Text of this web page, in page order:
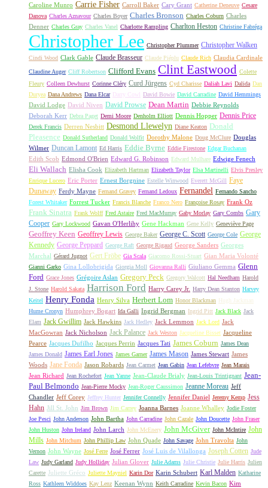
Caroline Munro Carrie Fisher Carroll Baker Cary Grant Catherine Deneuve Cesare
Danova Charles Aznavour Charles Boyer Charles Bronson Charles Coburn Charles
Denner Charles Gray Charles Vanel Charlotte Rampling Charlton Heston Christine Fabréga
Christopher Lee Christopher Plummer Christopher Walken
Cindi Wood Clark Gable Claude Brasseur Claude Piéplu Claude Rich Claudia Cardinale
Claudine Auger Cliff Robertson Clifford Evans Clint Eastwood Colette
Fleury Colleen Dewhurst Corinne Cléry Curd Jürgens Cyd Charisse Daliah Lavi Dalida Dan
Duryea Dana Andrews Dana Elcar Darry Cowl David Bowie David Carradine David Hemmings
David Lodge David Niven David Prowse Dean Martin Debbie Reynolds
Deborah Kerr Debra Paget Demi Moore Denholm Elliott Dennis Hopper Dennis Price
Derek Francis Derren Nesbitt Desmond Llewelyn Diane Keaton Donald
Pleasence Donald Sutherland Donald Wolfit Dorothy Malone Doug McClure Douglas
Wilmer Duncan Lamont Ed Harris Eddie Byrne Eddie Firestone Edgar Buchanan
Edith Scob Edmond O'Brien Edward G. Robinson Edward Mulhare Edwige Fenech
Eli Wallach Elisha Cook Elizabeth Hartman Elizabeth Taylor Elsa Martinelli Elvis Presley
Enrique Lucero Eric Porter Ernest Borgnine Estelle Winwood Everett McGill Faye
Dunaway Ferdy Mayne Fernand Gravey Fernand Ledoux Fernandel Fernando Sancho
Forest Whitaker Forrest Tucker Francis Blanche Franco Nero Françoise Rosay Frank Oz
Frank Sinatra Frank Wolff Fred Astaire Fred MacMurray Gaby Morlay Gary Combs Gary
Cooper Gary Lockwood Gavan O'Herlihy Gene Hackman Gene Kelly Geneviève Page
Geoffrey Keen Geoffrey Lewis George Baker George C. Scott George Cole George
Kennedy George Peppard George Raft George Rigaud George Sanders Georges
Marchal Gérard Jugnot Gert Fröbe Gia Scala Giacomo Rossi-Stuart Gian Maria Volonté
Gianni Garko Gina Lollobrigida Giorgia Moll Giovanna Ralli Giuliano Gemma Glenn
Ford Grace Jones Grégoire Aslan Gregory Peck Gregory Walcott Hal Needham Harold
J. Stone Harold Sakata Harrison Ford Harry Carey Jr. Harry Dean Stanton Harvey
Keitel Henry Fonda Henry Silva Herbert Lom Honor Blackman Hugh Jackman
Hume Cronyn Humphrey Bogart Ida Galli Ingrid Bergman Ingrid Pitt Jack Black Jack
Elam Jack Gwillim Jack Hawkins Jack Hedley Jack Lemmon Jack Lord Jack
MacGowran Jack Nicholson Jack Palance Jack Weston Jacqueline Bisset Jacqueline
Pearce Jacques Dufilho Jacques Perrin Jacques Tati James Coburn James Dean
James Donald James Earl Jones James Garner James Mason James Stewart James
Woods Jane Fonda Jason Robards Jean Carmet Jean Gabin Jean Lefebvre Jean Marais
Jean Richard Jean Rochefort Jean Yanne Jean-Claude Brialy Jean-Louis Trintignant Jean-
Paul Belmondo Jean-Pierre Mocky Jean-Roger Caussimon Jeanne Moreau Jeff
Chandler Jeff Corey Jeffrey Hunter Jennifer Connelly Jennifer Daniel Jeremy Kemp Jess
Hahn Jill St. John Jim Brown Jim Carrey Joanna Barnes Joanne Whalley Jodie Foster
Joe Pesci John Anderson John Bartha John Carradine John Cazale John Doucette John Fraser
John Huston John Ireland John Larch John McEnery John McGiver John McIntire John
Mills John Mitchum John Phillip Law John Quade John Savage John Travolta John
Vernon John Wayne José Ferre José Ferrer José Luis de Vilallonga Joseph Cotten Jude
Law Judy Garland Judy Holliday Julian Glover Julie Adams Julie Christie Julie Harris Julien
Carette Juliette Gréco Juliette Mayniel Karin Dor Karin Schubert Karl Malden Katharine
Ross Kathleen Widdoes Kay Lenz Keenan Wynn Keith Carradine Kevin Bacon Kim